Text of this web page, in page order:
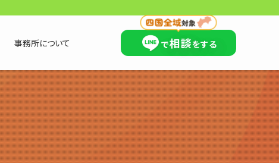
×
事務所について で相談をする